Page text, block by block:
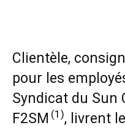
Clientèle,
pour les
Syndicat du Sun
F2SM (1), livrent